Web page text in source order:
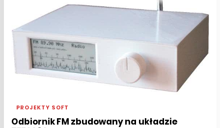
PROJEKTY SOFT
Odbiornik FM zbudowany na układzie